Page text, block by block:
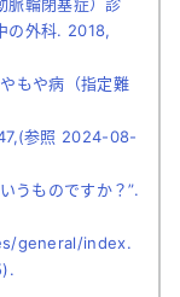
輪閉塞症）診
の外科. 2018,
もや病（指定難
参照 2024-08-
うものですか？”.
general/index.